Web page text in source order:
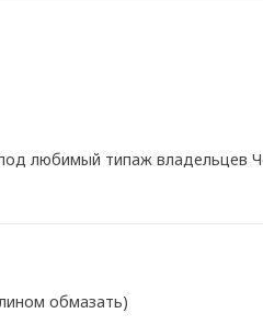
любимый типаж владельцев
обмазать)